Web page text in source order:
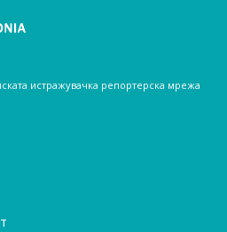
истражувачка репортерска мрежа